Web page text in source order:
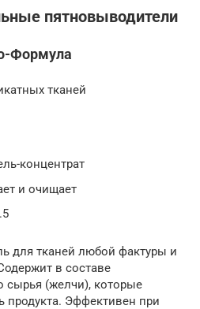
пятновыводители
Формула
тканей
концентрат
и очищает
для тканей любой фактуры и
в составе
сырья (желчи), которые
Эффективен при